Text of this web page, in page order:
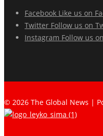
Facebook Like us on
Twitter Follow us on
Instagram Follow us
© 2026 The Global News |